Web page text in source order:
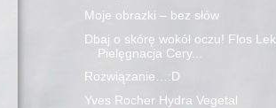
Moje obrazki – bez słów
Dbaj o skórę wokół oczu! Flos Lek
Pielęgnacja Cery...
Rozwiązanie…:D
Yves Rocher Hydra Vegetal